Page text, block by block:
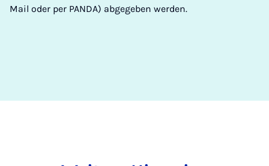
Mail oder per PANDA) abgegeben werden.